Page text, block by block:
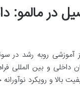
در مالمو:
آموزشی روبه رشد در
داخلی و بین المللی
بالا و رویکرد